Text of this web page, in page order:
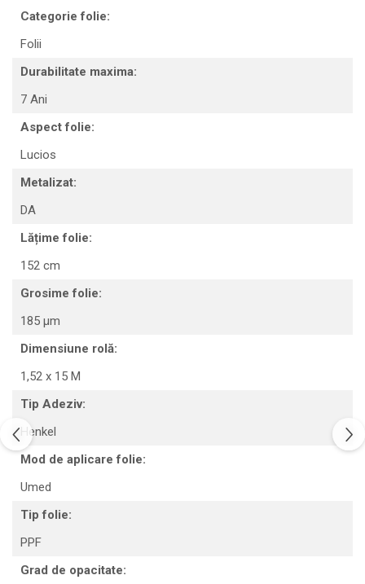
Supralaminare
Cast
Speciale
Folie transfer
Benzi și covoare anti-alunecare
Categorie folie:
Folii
Durabilitate maxima:
7 Ani
Aspect folie:
Lucios
Metalizat:
DA
Lățime folie:
152 cm
Grosime folie:
185 µm
Dimensiune rolă:
1,52 x 15 M
Tip Adeziv:
Henkel
Mod de aplicare folie:
Umed
Tip folie:
PPF
Grad de opacitate: